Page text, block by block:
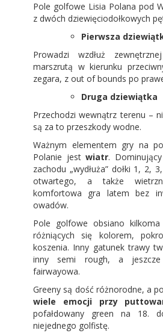
Pole golfowe Lisia Polana pod
z dwóch dziewięciodołkowych
Pierwsza
Prowadzi wzdłuż
marszrutą w kierunku
zegara, z out of bounds po
Druga dziewiątka
Przechodzi wewnątrz terenu –
są za to przeszkody wodne.
Ważnym elementem gry na
Polanie jestwiatr.
zachodu „wydłuża” dołki 1, 2,
otwartego, a także
komfortowa gra latem bez
owadów.
Pole golfowe obsiano kilkoma
różniących się kolorem,
koszenia. Inny gatunek trawy
inny semi rough, a
fairwayowa.
Greeny są dość różnorodne, a
wiele emocji przy
pofałdowany green na 18.
niejednego golfistę.